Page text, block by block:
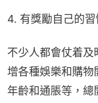
4. 有獎勵自己的習
不少人都會仗着
增各種娛樂和購物
年齡和通脹等，總